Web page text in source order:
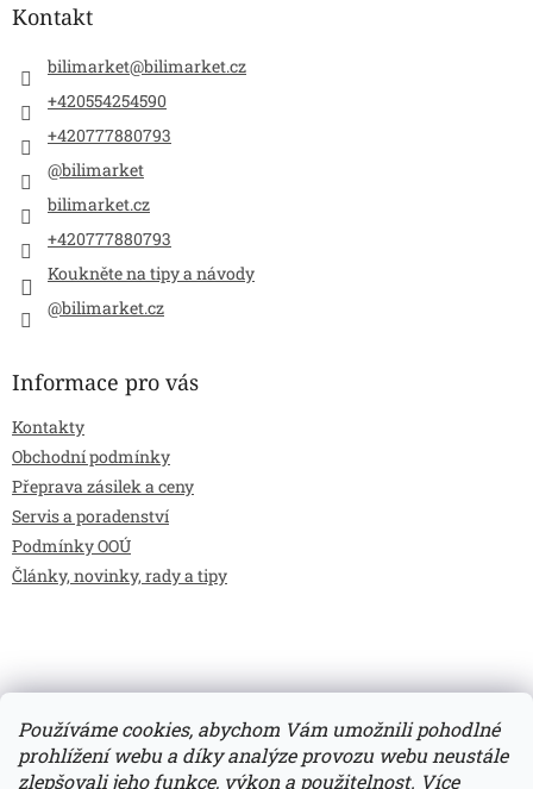
Používáme cookies, abychom Vám umožnili pohodlné
prohlížení webu a díky analýze provozu webu neustále
zlepšovali jeho funkce, výkon a použitelnost. Více
Kontakt
bilimarket@bilimarket.cz
+420554254590
+420777880793
@bilimarket
bilimarket.cz
+420777880793
Koukněte na tipy a návody
@bilimarket.cz
Informace pro vás
Kontakty
Obchodní podmínky
Přeprava zásilek a ceny
Servis a poradenství
Podmínky OOÚ
Články, novinky, rady a tipy
Vytvořil Shoptet